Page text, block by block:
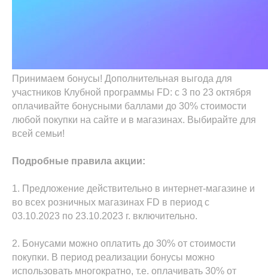
Принимаем бонусы! Дополнительная выгода для
участников Клубной программы FD: с 3 по 23 октября
оплачивайте бонусными баллами до 30% стоимости
любой покупки на сайте и в магазинах. Выбирайте для
всей семьи!
Подробные правила акции:
1. Предложение действительно в интернет-магазине и
во всех розничных магазинах FD в период с
03.10.2023 по 23.10.2023 г. включительно.
2. Бонусами можно оплатить до 30% от стоимости
покупки. В период реализации бонусы можно
использовать многократно, т.е. оплачивать 30% от